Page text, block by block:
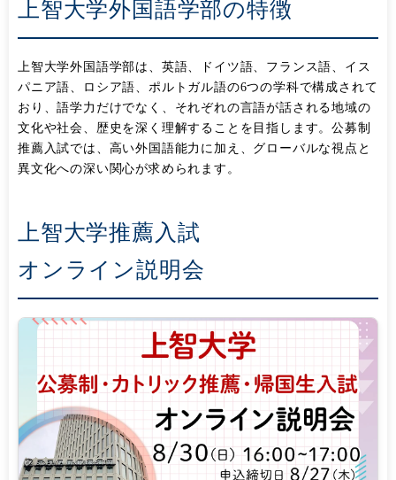
上智大学外国語学部の特徴
上智大学外国語学部は、英語、ドイツ語、フランス語、イス
パニア語、ロシア語、ポルトガル語の6つの学科で構成されて
おり、語学力だけでなく、それぞれの言語が話される地域の
文化や社会、歴史を深く理解することを目指します。公募制
推薦入試では、高い外国語能力に加え、グローバルな視点と
異文化への深い関心が求められます。
上智大学推薦入試
オンライン説明会